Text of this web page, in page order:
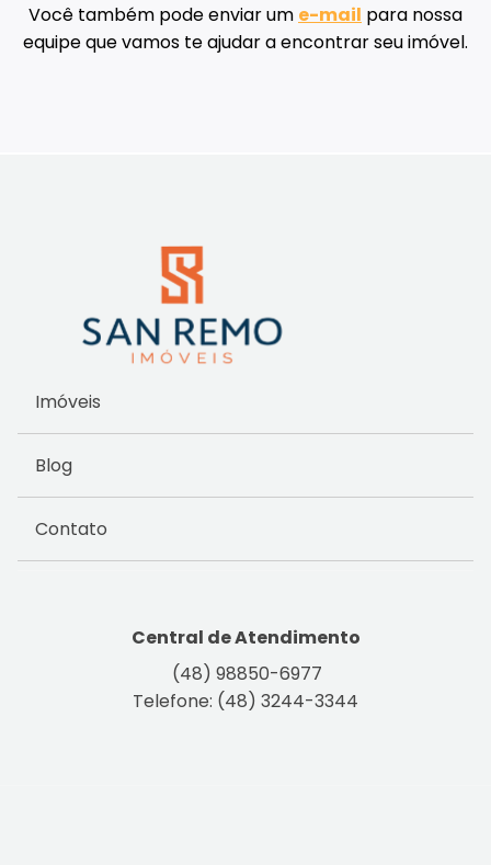
Você também pode enviar um e-mail para nossa
equipe que vamos te ajudar a encontrar seu imóvel.
Imóveis
Blog
Contato
Central de Atendimento
(48) 98850-6977
Telefone: (48) 3244-3344